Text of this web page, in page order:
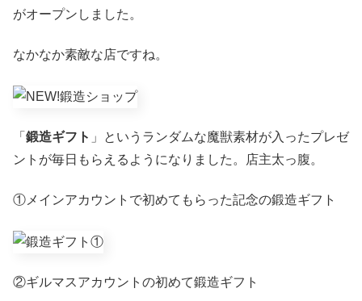
がオープンしました。
なかなか素敵な店ですね。
「 鍛造ギフト 」というランダムな魔獣素材が入ったプレゼ
ントが毎日もらえるようになりました。店主太っ腹。
①メインアカウントで初めてもらった記念の鍛造ギフト
②ギルマスアカウントの初めて鍛造ギフト